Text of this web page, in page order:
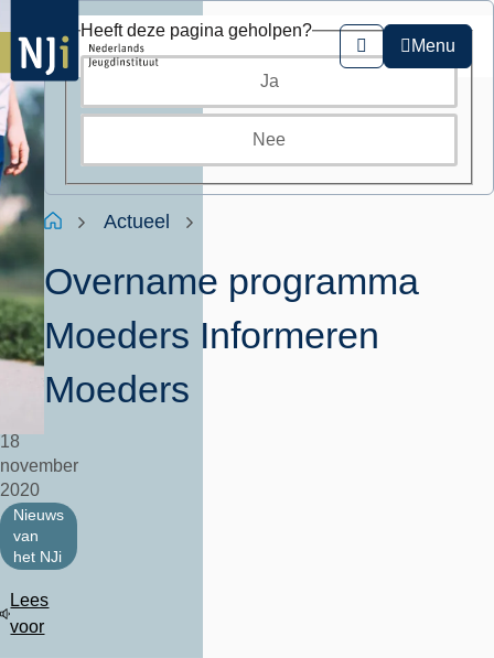
Overslaan
en
naar
de
inhoud
gaan
Zoeken
Menu
Kruimelpad
HomeActueel
Overname programma
Moeders Informeren
Moeders
18
november
2020
Nieuws
van
het NJi
Lees
voor
Heeft deze pagina geholpen?
Ja
Nee